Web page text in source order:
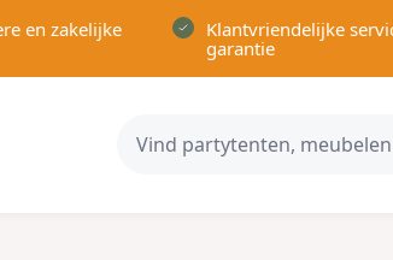
en zakelijke
Klantvriendelijke
garantie
Tuin en Terras category
submenu for Recreatie category